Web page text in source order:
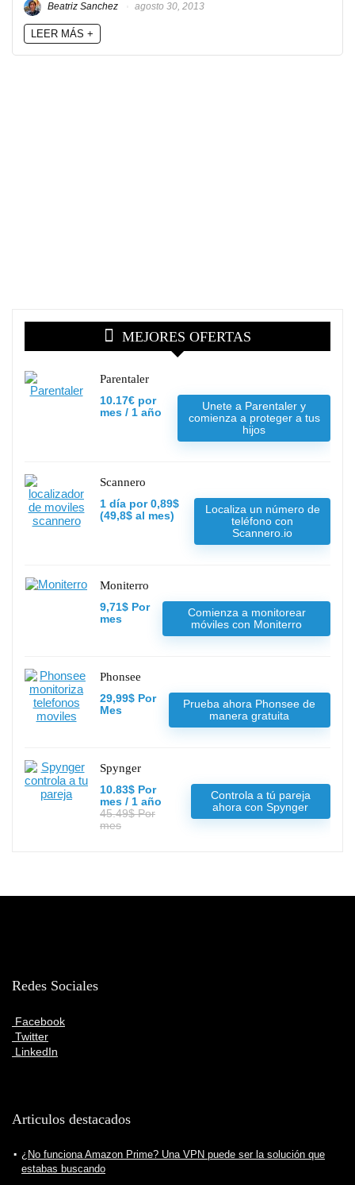
Beatriz Sanchez agosto 30, 2013
LEER MÁS +
MEJORES OFERTAS
Parentaler
10.17€ por
mes / 1 año
Unete a Parentaler y
comienza a proteger a tus
hijos
Scannero
1 día por 0,89$
(49,8$ al mes)
Localiza un número de
teléfono con
Scannero.io
Moniterro
9,71$ Por
mes
Comienza a monitorear
móviles con Moniterro
Phonsee
29,99$ Por
Mes
Prueba ahora Phonsee de
manera gratuita
Spynger
10.83$ Por
mes / 1 año
45.49$ Por
mes
Controla a tú pareja
ahora con Spynger
Redes Sociales
Facebook
Twitter
LinkedIn
Articulos destacados
¿No funciona Amazon Prime? Una VPN puede ser la solución que
estabas buscando